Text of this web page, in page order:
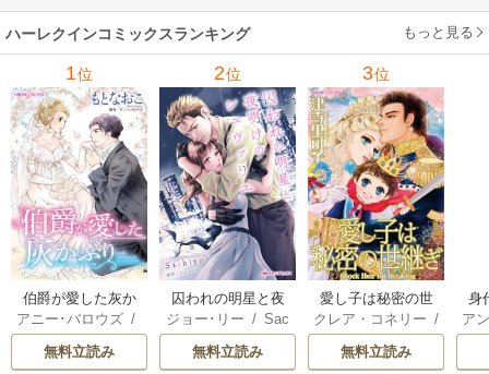
ーガン/星合操/ア
ン･ウィール/ 津寺
里可子
ウェイ/一重夕子
ーディ/海野みつる
サラ･ウッド/流
水凛子
ザ
ハーレクインコミックスランキング もっと見る
1位
伯爵が愛した灰か
ぶり
アニー･バロウズ/
もとなおこ
無料立読み
2位
囚われの明星と夜
明けのシュヴァリ
エ
ジョー･リー /Sac
hiyo
無料立読み
3位
愛し子は秘密の世
継ぎ
クレア・コネリー /
津寺里可子
無料立読み
身
ア